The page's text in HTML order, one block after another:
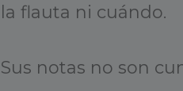
la flauta ni cuándo.
Sus notas no son